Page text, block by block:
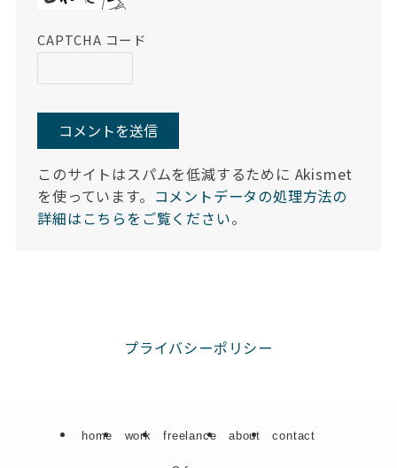
CAPTCHA コード
このサイトはスパムを低減するために Akismet
を使っています。 コメントデータの処理方法の
詳細はこちらをご覧ください。
プライバシーポリシー
home work freelance about contact